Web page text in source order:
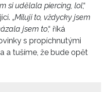
si udělala piercing, lol,“
„Miluji to, vždycky jsem
jsem to,“ říká
s propíchnutými
a tušíme, že bude opět